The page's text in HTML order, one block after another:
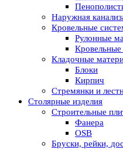
Наружная
Кровельные
Рулонные
Кладочные
Блоки
Кирпич
Стремянки и
Столярные изделия
Строительные
Фанера
OSB
Бруски, рейки,